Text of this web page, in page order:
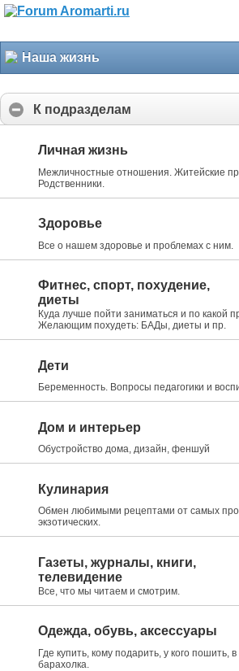
Наша жизнь
К подразделам
Личная жизнь
Межличностные отношения. Житейские
Родственники.
Здоровье
Все о нашем здоровье и проблемах с ним.
Фитнес, спорт, похудение,
диеты
Куда лучше пойти заниматься и по какой
Желающим похудеть: БАДы, диеты и пр.
Дети
Беременность. Вопросы педагогики и
Дом и интерьер
Обустройство дома, дизайн, феншуй
Кулинария
Обмен любимыми рецептами от самых
экзотических.
Газеты, журналы, книги,
телевидение
Все, что мы читаем и смотрим.
Одежда, обувь, аксессуары
Где купить, кому подарить, у кого пошить,
барахолка.